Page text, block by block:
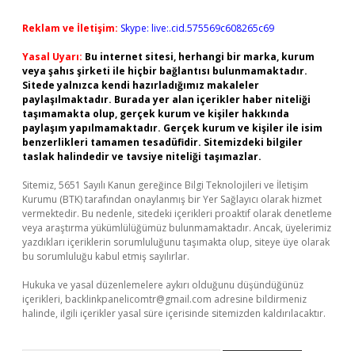
Reklam ve İletişim: Skype: live:.cid.575569c608265c69
Yasal Uyarı: Bu internet sitesi, herhangi bir marka, kurum
veya şahıs şirketi ile hiçbir bağlantısı bulunmamaktadır.
Sitede yalnızca kendi hazırladığımız makaleler
paylaşılmaktadır. Burada yer alan içerikler haber niteliği
taşımamakta olup, gerçek kurum ve kişiler hakkında
paylaşım yapılmamaktadır. Gerçek kurum ve kişiler ile isim
benzerlikleri tamamen tesadüfidir. Sitemizdeki bilgiler
taslak halindedir ve tavsiye niteliği taşımazlar.
Sitemiz, 5651 Sayılı Kanun gereğince Bilgi Teknolojileri ve İletişim
Kurumu (BTK) tarafından onaylanmış bir Yer Sağlayıcı olarak hizmet
vermektedir. Bu nedenle, sitedeki içerikleri proaktif olarak denetleme
veya araştırma yükümlülüğümüz bulunmamaktadır. Ancak, üyelerimiz
yazdıkları içeriklerin sorumluluğunu taşımakta olup, siteye üye olarak
bu sorumluluğu kabul etmiş sayılırlar.
Hukuka ve yasal düzenlemelere aykırı olduğunu düşündüğünüz
içerikleri, backlinkpanelicomtr@gmail.com adresine bildirmeniz
halinde, ilgili içerikler yasal süre içerisinde sitemizden kaldırılacaktır.